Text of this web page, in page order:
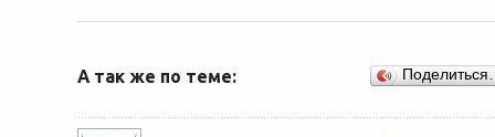
А так же по теме: